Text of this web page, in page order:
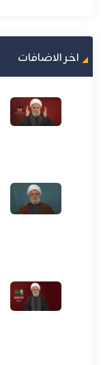
اخر الاضافات